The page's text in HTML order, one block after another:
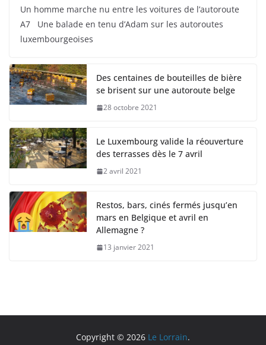
Un homme marche nu entre les voitures de l’autoroute
A7 Une balade en tenu d’Adam sur les autoroutes
luxembourgeoises
Des centaines de bouteilles de bière
se brisent sur une autoroute belge
28 octobre 2021
Le Luxembourg valide la réouverture
des terrasses dès le 7 avril
2 avril 2021
Restos, bars, cinés fermés jusqu’en
mars en Belgique et avril en
Allemagne ?
13 janvier 2021
Copyright © 2026 Le Lorrain.